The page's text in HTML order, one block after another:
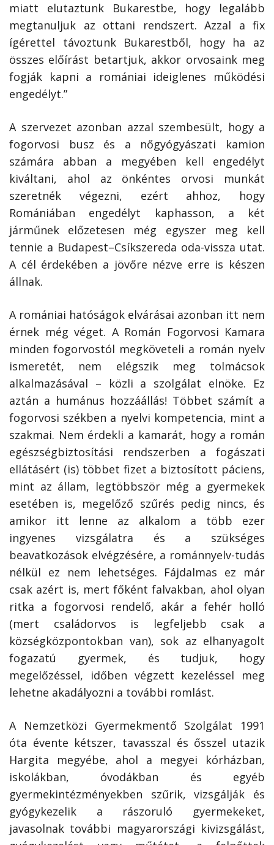
miatt elutaztunk Bukarestbe, hogy legalább
megtanuljuk az ottani rendszert. Azzal a fix
ígérettel távoztunk Bukarestből, hogy ha az
összes előírást betartjuk, akkor orvosaink meg
fogják kapni a romániai ideiglenes működési
engedélyt.”
A szervezet azonban azzal szembesült, hogy a
fogorvosi busz és a nőgyógyászati kamion
számára abban a megyében kell engedélyt
kiváltani, ahol az önkéntes orvosi munkát
szeretnék végezni, ezért ahhoz, hogy
Romániában engedélyt kaphasson, a két
járműnek előzetesen még egyszer meg kell
tennie a Budapest–Csíkszereda oda-vissza utat.
A cél érdekében a jövőre nézve erre is készen
állnak.
A romániai hatóságok elvárásai azonban itt nem
érnek még véget. A Román Fogorvosi Kamara
minden fogorvostól megköveteli a román nyelv
ismeretét, nem elégszik meg tolmácsok
alkalmazásával – közli a szolgálat elnöke. Ez
aztán a humánus hozzáállás! Többet számít a
fogorvosi székben a nyelvi kompetencia, mint a
szakmai. Nem érdekli a kamarát, hogy a román
egészségbiztosítási rendszerben a fogászati
ellátásért (is) többet fizet a biztosított páciens,
mint az állam, legtöbbször még a gyermekek
esetében is, megelőző szűrés pedig nincs, és
amikor itt lenne az alkalom a több ezer
ingyenes vizsgálatra és a szükséges
beavatkozások elvégzésére, a románnyelv-tudás
nélkül ez nem lehetséges. Fájdalmas ez már
csak azért is, mert főként falvakban, ahol olyan
ritka a fogorvosi rendelő, akár a fehér holló
(mert családorvos is legfeljebb csak a
községközpontokban van), sok az elhanyagolt
fogazatú gyermek, és tudjuk, hogy
megelőzéssel, időben végzett kezeléssel meg
lehetne akadályozni a további romlást.
A Nemzetközi Gyermekmentő Szolgálat 1991
óta évente kétszer, tavasszal és ősszel utazik
Hargita megyébe, ahol a megyei kórházban,
iskolákban, óvodákban és egyéb
gyermekintézményekben szűrik, vizsgálják és
gyógykezelik a rászoruló gyermekeket,
javasolnak további magyarországi kivizsgálást,